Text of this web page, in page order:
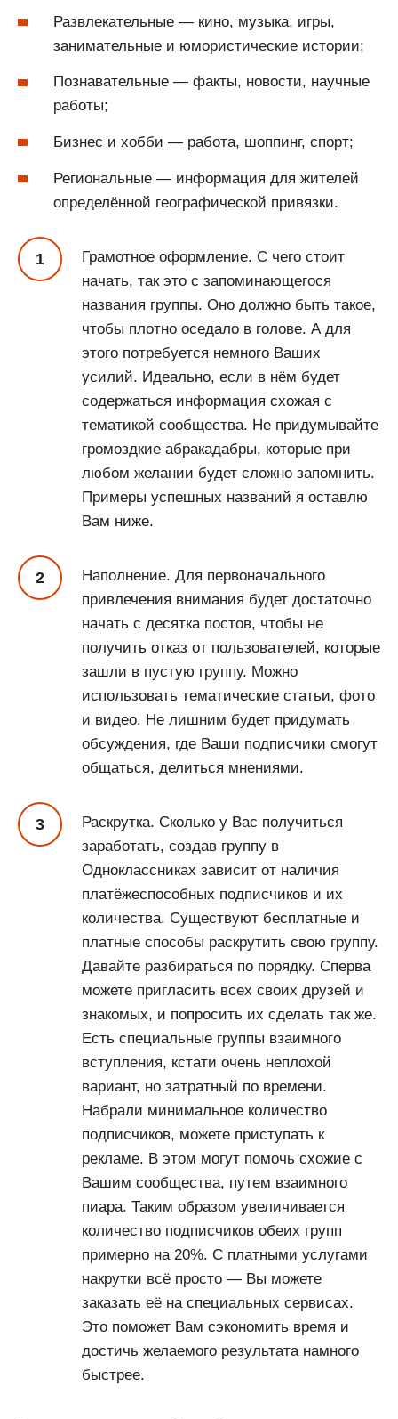
Развлекательные — кино, музыка, игры,
занимательные и юмористические истории;
Познавательные — факты, новости, научные
работы;
Бизнес и хобби — работа, шоппинг, спорт;
Региональные — информация для жителей
определённой географической привязки.
Грамотное оформление. С чего стоит
начать, так это с запоминающегося
названия группы. Оно должно быть такое,
чтобы плотно оседало в голове. А для
этого потребуется немного Ваших
усилий. Идеально, если в нём будет
содержаться информация схожая с
тематикой сообщества. Не придумывайте
громоздкие абракадабры, которые при
любом желании будет сложно запомнить.
Примеры успешных названий я оставлю
Вам ниже.
Наполнение. Для первоначального
привлечения внимания будет достаточно
начать с десятка постов, чтобы не
получить отказ от пользователей, которые
зашли в пустую группу. Можно
использовать тематические статьи, фото
и видео. Не лишним будет придумать
обсуждения, где Ваши подписчики смогут
общаться, делиться мнениями.
Раскрутка. Сколько у Вас получиться
заработать, создав группу в
Одноклассниках зависит от наличия
платёжеспособных подписчиков и их
количества. Существуют бесплатные и
платные способы раскрутить свою группу.
Давайте разбираться по порядку. Сперва
можете пригласить всех своих друзей и
знакомых, и попросить их сделать так же.
Есть специальные группы взаимного
вступления, кстати очень неплохой
вариант, но затратный по времени.
Набрали минимальное количество
подписчиков, можете приступать к
рекламе. В этом могут помочь схожие с
Вашим сообщества, путем взаимного
пиара. Таким образом увеличивается
количество подписчиков обеих групп
примерно на 20%. С платными услугами
накрутки всё просто — Вы можете
заказать её на специальных сервисах.
Это поможет Вам сэкономить время и
достичь желаемого результата намного
быстрее.